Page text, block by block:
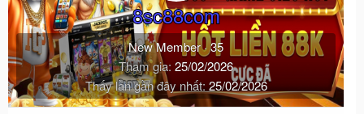
8sc88com
New Member·35
Tham gia 25/02/2026
Thấy lần gần đây nhất 25/02/2026